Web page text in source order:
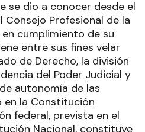
se dio a conocer desde el
Consejo Profesional de la
cumplimiento de su
entre sus fines velar
de Derecho, la división
del Poder Judicial y
autonomía de las
en la Constitución
federal, prevista en el
Nacional, constituye